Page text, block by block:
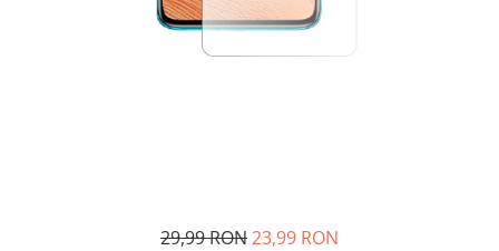
29,99 RON23,99 RON